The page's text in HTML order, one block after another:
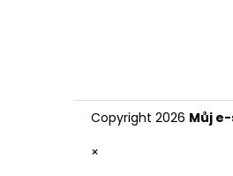
Copyright 2026 Můj
×